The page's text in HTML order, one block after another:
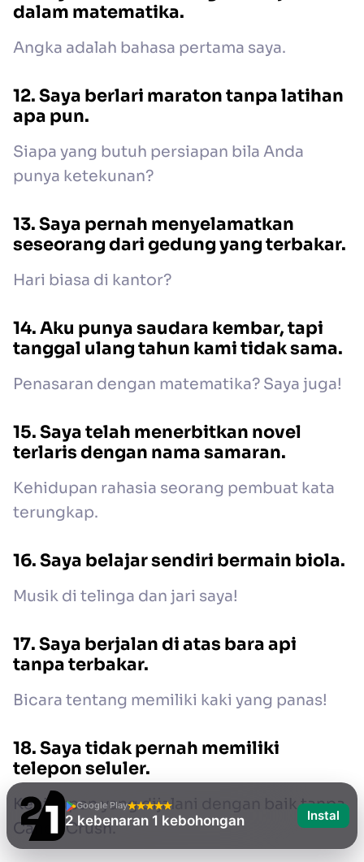
dalam matematika.
Angka adalah bahasa pertama saya.
12. Saya berlari maraton tanpa latihan
apa pun.
Siapa yang butuh persiapan bila Anda
punya ketekunan?
13. Saya pernah menyelamatkan
seseorang dari gedung yang terbakar.
Hari biasa di kantor?
14. Aku punya saudara kembar, tapi
tanggal ulang tahun kami tidak sama.
Penasaran dengan matematika? Saya juga!
15. Saya telah menerbitkan novel
terlaris dengan nama samaran.
Kehidupan rahasia seorang pembuat kata
terungkap.
16. Saya belajar sendiri bermain biola.
Musik di telinga dan jari saya!
17. Saya berjalan di atas bara api
tanpa terbakar.
Bicara tentang memiliki kaki yang panas!
18. Saya tidak pernah memiliki
telepon seluler.
Kehidupan yang dijalani dengan baik tanpa
Candy Crush.
Google Play
2 kebenaran 1 kebohongan Instal